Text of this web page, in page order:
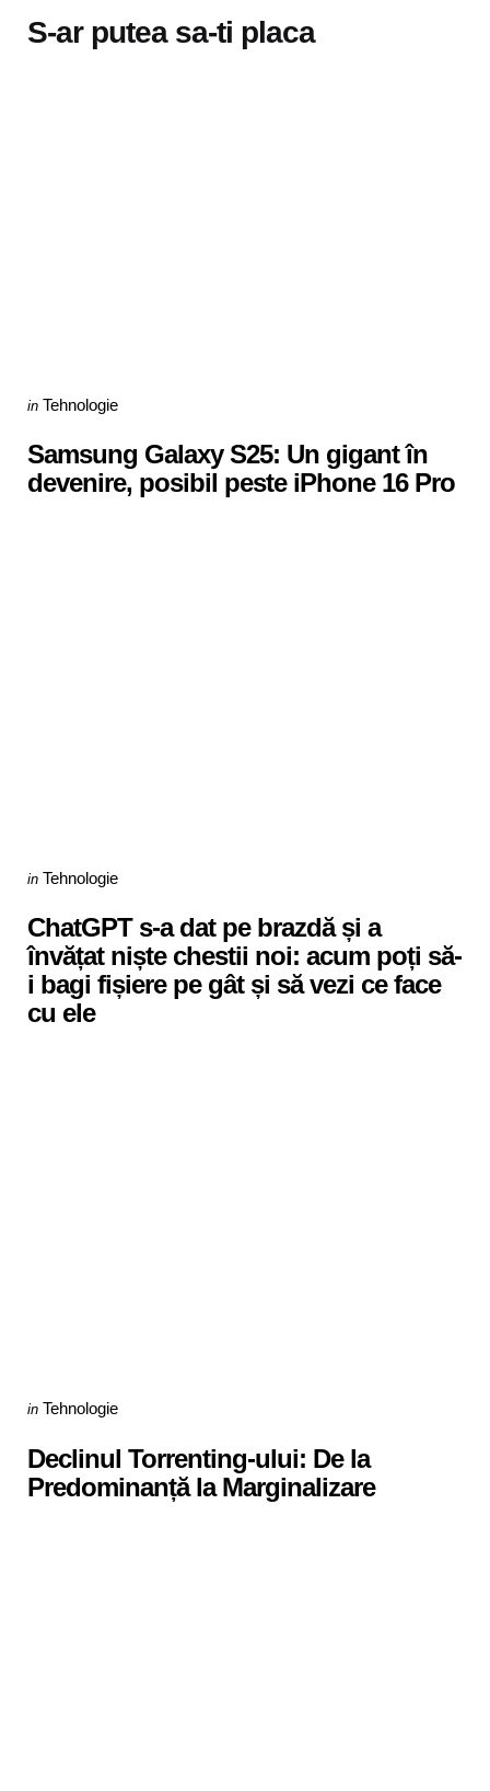
S-ar putea sa-ti placa
Categories
Posted
in Tehnologie
Samsung Galaxy S25: Un gigant în
devenire, posibil peste iPhone 16 Pro
Categories
Posted
in Tehnologie
ChatGPT s-a dat pe brazdă și a
învățat niște chestii noi: acum poți să-
i bagi fișiere pe gât și să vezi ce face
cu ele
Categories
Posted
in Tehnologie
Declinul Torrenting-ului: De la
Predominanță la Marginalizare